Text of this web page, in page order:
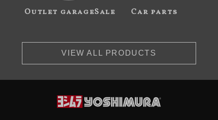
Outlet garageSale Car parts
VIEW ALL PRODUCTS